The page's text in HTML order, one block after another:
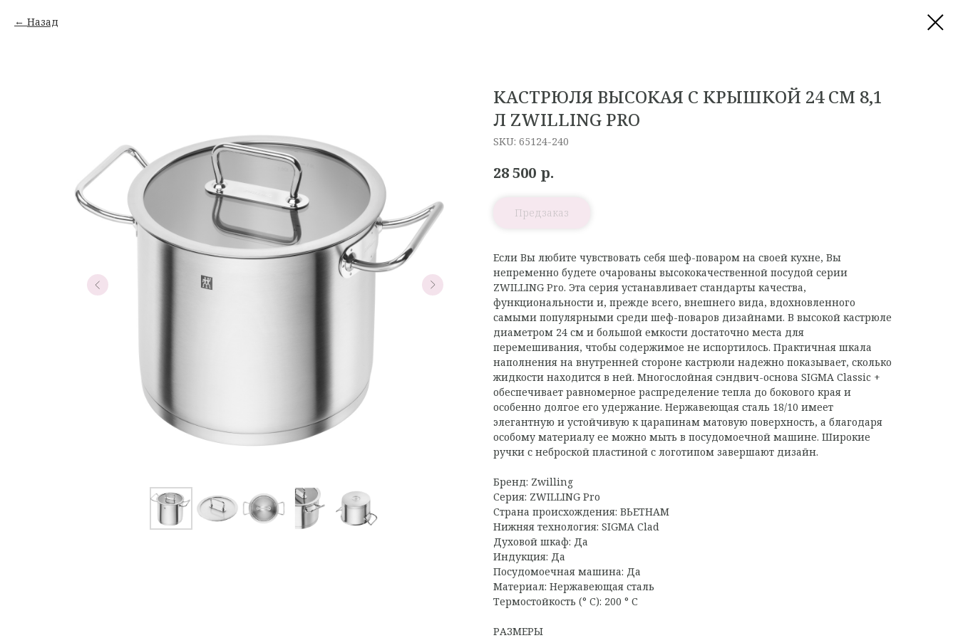
Назад
КАСТРЮЛЯ ВЫСОКАЯ С КРЫШКОЙ 24 СМ 8,1
Л ZWILLING PRO
SKU: 65124-240
28 500 р.
Если Вы любите чувствовать себя шеф-поваром на своей кухне, Вы
непременно будете очарованы высококачественной посудой серии
ZWILLING Pro. Эта серия устанавливает стандарты качества,
функциональности и, прежде всего, внешнего вида, вдохновленного
самыми популярными среди шеф-поваров дизайнами. В высокой кастрюле
диаметром 24 см и большой емкости достаточно места для
перемешивания, чтобы содержимое не испортилось. Практичная шкала
наполнения на внутренней стороне кастрюли надежно показывает, сколько
жидкости находится в ней. Многослойная сэндвич-основа SIGMA Classic +
обеспечивает равномерное распределение тепла до бокового края и
особенно долгое его удержание. Нержавеющая сталь 18/10 имеет
элегантную и устойчивую к царапинам матовую поверхность, а благодаря
особому материалу ее можно мыть в посудомоечной машине. Широкие
ручки с неброской пластиной с логотипом завершают дизайн.
Бренд: Zwilling
Серия: ZWILLING Pro
Страна происхождения: ВЬЕТНАМ
Нижняя технология: SIGMA Clad
Духовой шкаф: Да
Индукция: Да
Посудомоечная машина: Да
Материал: Нержавеющая сталь
Термостойкость (° C): 200 ° С
РАЗМЕРЫ